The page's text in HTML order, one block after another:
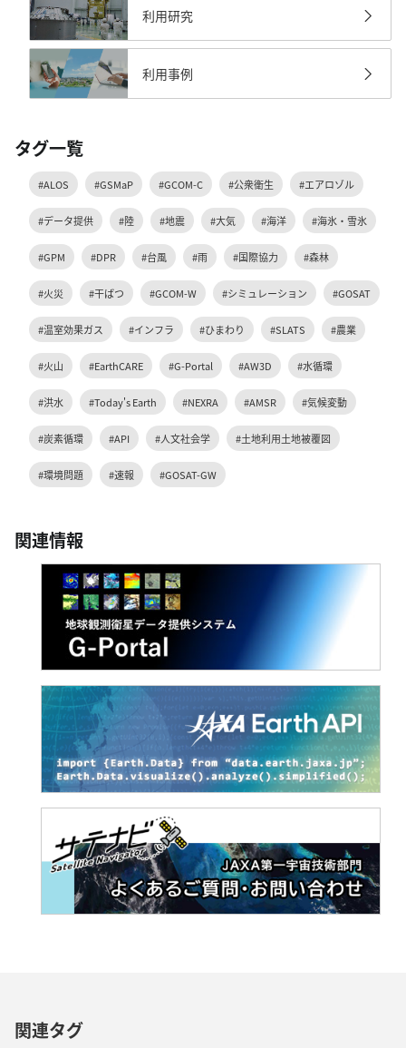
利用研究
利用事例
タグ一覧
#ALOS #GSMaP #GCOM-C #公衆衛生 #エアロゾル
#データ提供 #陸 #地震 #大気 #海洋 #海氷・雪氷
#GPM #DPR #台風 #雨 #国際協力 #森林
#火災 #干ばつ #GCOM-W #シミュレーション #GOSAT
#温室効果ガス #インフラ #ひまわり #SLATS #農業
#火山 #EarthCARE #G-Portal #AW3D #水循環
#洪水 #Today's Earth #NEXRA #AMSR #気候変動
#炭素循環 #API #人文社会学 #土地利用土地被覆図
#環境問題 #速報 #GOSAT-GW
関連情報
関連タグ